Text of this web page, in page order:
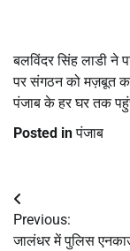
बलविंदर सिंह लाडी ने
पर संगठन को मज़बूत
पंजाब के हर घर तक
Posted inपंजाब
Post
navigation
Previous:
जालंधर में पुलिस